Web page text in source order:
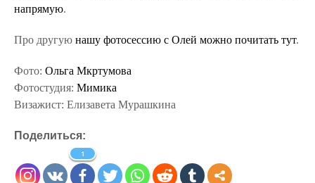
напрямую.
Про другую нашу фотосессию с Олей можно почитать тут.
Фото: Ольга Мкртумова
Фотостудия: Мимика
Визажист: Елизавета Мурашкина
Поделиться:
1